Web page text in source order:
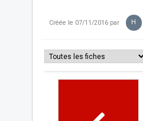
Créée le 07/11/2016 par H